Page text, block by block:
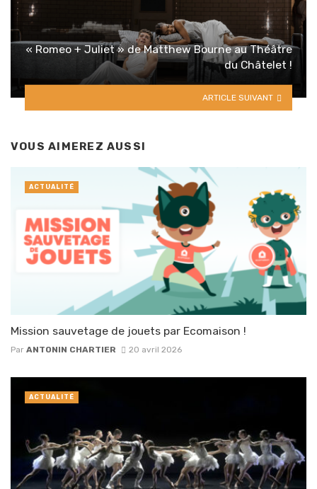
« Romeo + Juliet » de Matthew Bourne au Théâtre
du Châtelet !
ARTICLE SUIVANT
VOUS AIMEREZ AUSSI
Mission sauvetage de jouets par Ecomaison !
Par ANTONIN CHARTIER 20 avril 2026
ACTUALITÉ
ACTUALITÉ